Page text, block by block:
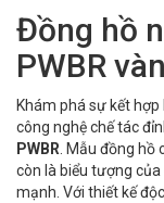
Đồng hồ
PWBR
Khám phá sự kết
công nghệ chế tác
PWBR . Mẫu đồng
còn là biểu tượng
mạnh. Với thiết kế